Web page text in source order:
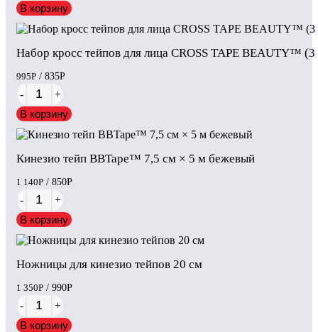
В корзину
Набор кросс тейпов для лица CROSS TAPE BEAUTY™
995Р / 835Р
-
+
В корзину
Кинезио тейп BBTape™ 7,5 см × 5 м бежевый
1 140Р / 850Р
-
+
В корзину
Ножницы для кинезио тейпов 20 см
1 350Р / 990Р
-
+
В корзину